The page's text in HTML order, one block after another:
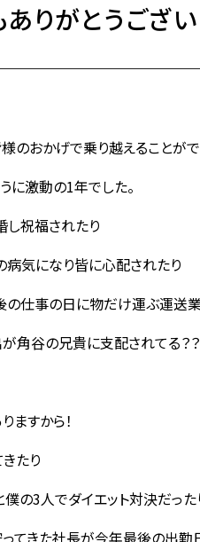
りがとうござ
のおかげで乗り越えることがで
に激動の1年でした。
祝福されたり
気になり皆に心配されたり
仕事の日に物だけ運ぶ運送
角谷の兄貴に支配されてる？？
ますから！
たり
の3人でダイエット対決だった